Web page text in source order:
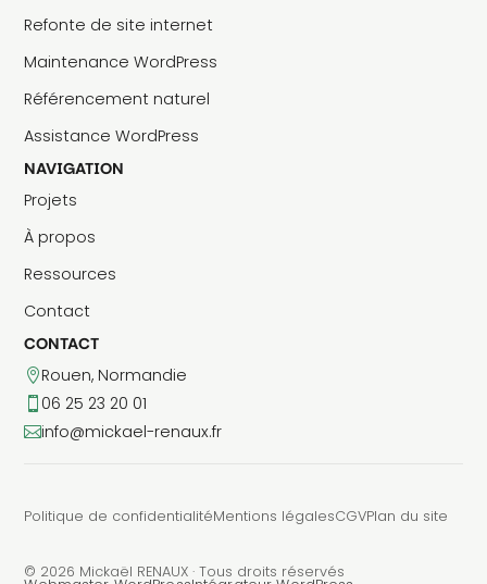
Refonte de site internet
Maintenance WordPress
Référencement naturel
Assistance WordPress
NAVIGATION
Projets
À propos
Ressources
Contact
CONTACT
Rouen, Normandie
 06 25 23 20 01
info@mickael-renaux.fr
Politique de confidentialitéMentions légalesCGVPlan du site
© 2026 Mickaël RENAUX · Tous droits réservés